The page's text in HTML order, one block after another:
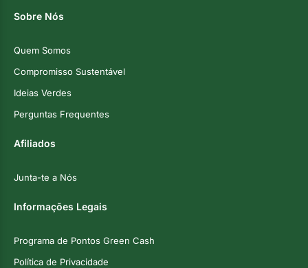
Sobre Nós
Quem Somos
Compromisso Sustentável
Ideias Verdes
Perguntas Frequentes
Afiliados
Junta-te a Nós
Informações Legais
Programa de Pontos Green Cash
Política de Privacidade